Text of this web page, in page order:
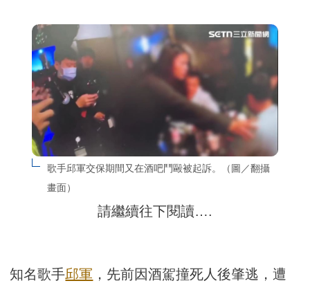
歌手邱軍交保期間又在酒吧鬥毆被起訴。（圖／翻攝
畫面）
請繼續往下閱讀….
知名歌手邱軍 ，先前因酒駕撞死人後肇逃，遭